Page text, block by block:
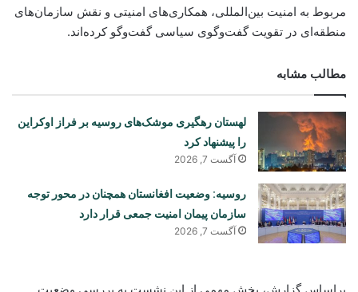
مربوط به امنیت بین‌المللی، همکاری‌های امنیتی و نقش سازمان‌های
منطقه‌ای در تقویت گفت‌وگوی سیاسی گفت‌وگو کرده‌اند.
مطالب مشابه
لهستان رهگیری موشک‌های روسیه بر فراز اوکراین
را پیشنهاد کرد
آگست 7, 2026
روسیه: وضعیت افغانستان همچنان در محور توجه
سازمان پیمان امنیت جمعی قرار دارد
آگست 7, 2026